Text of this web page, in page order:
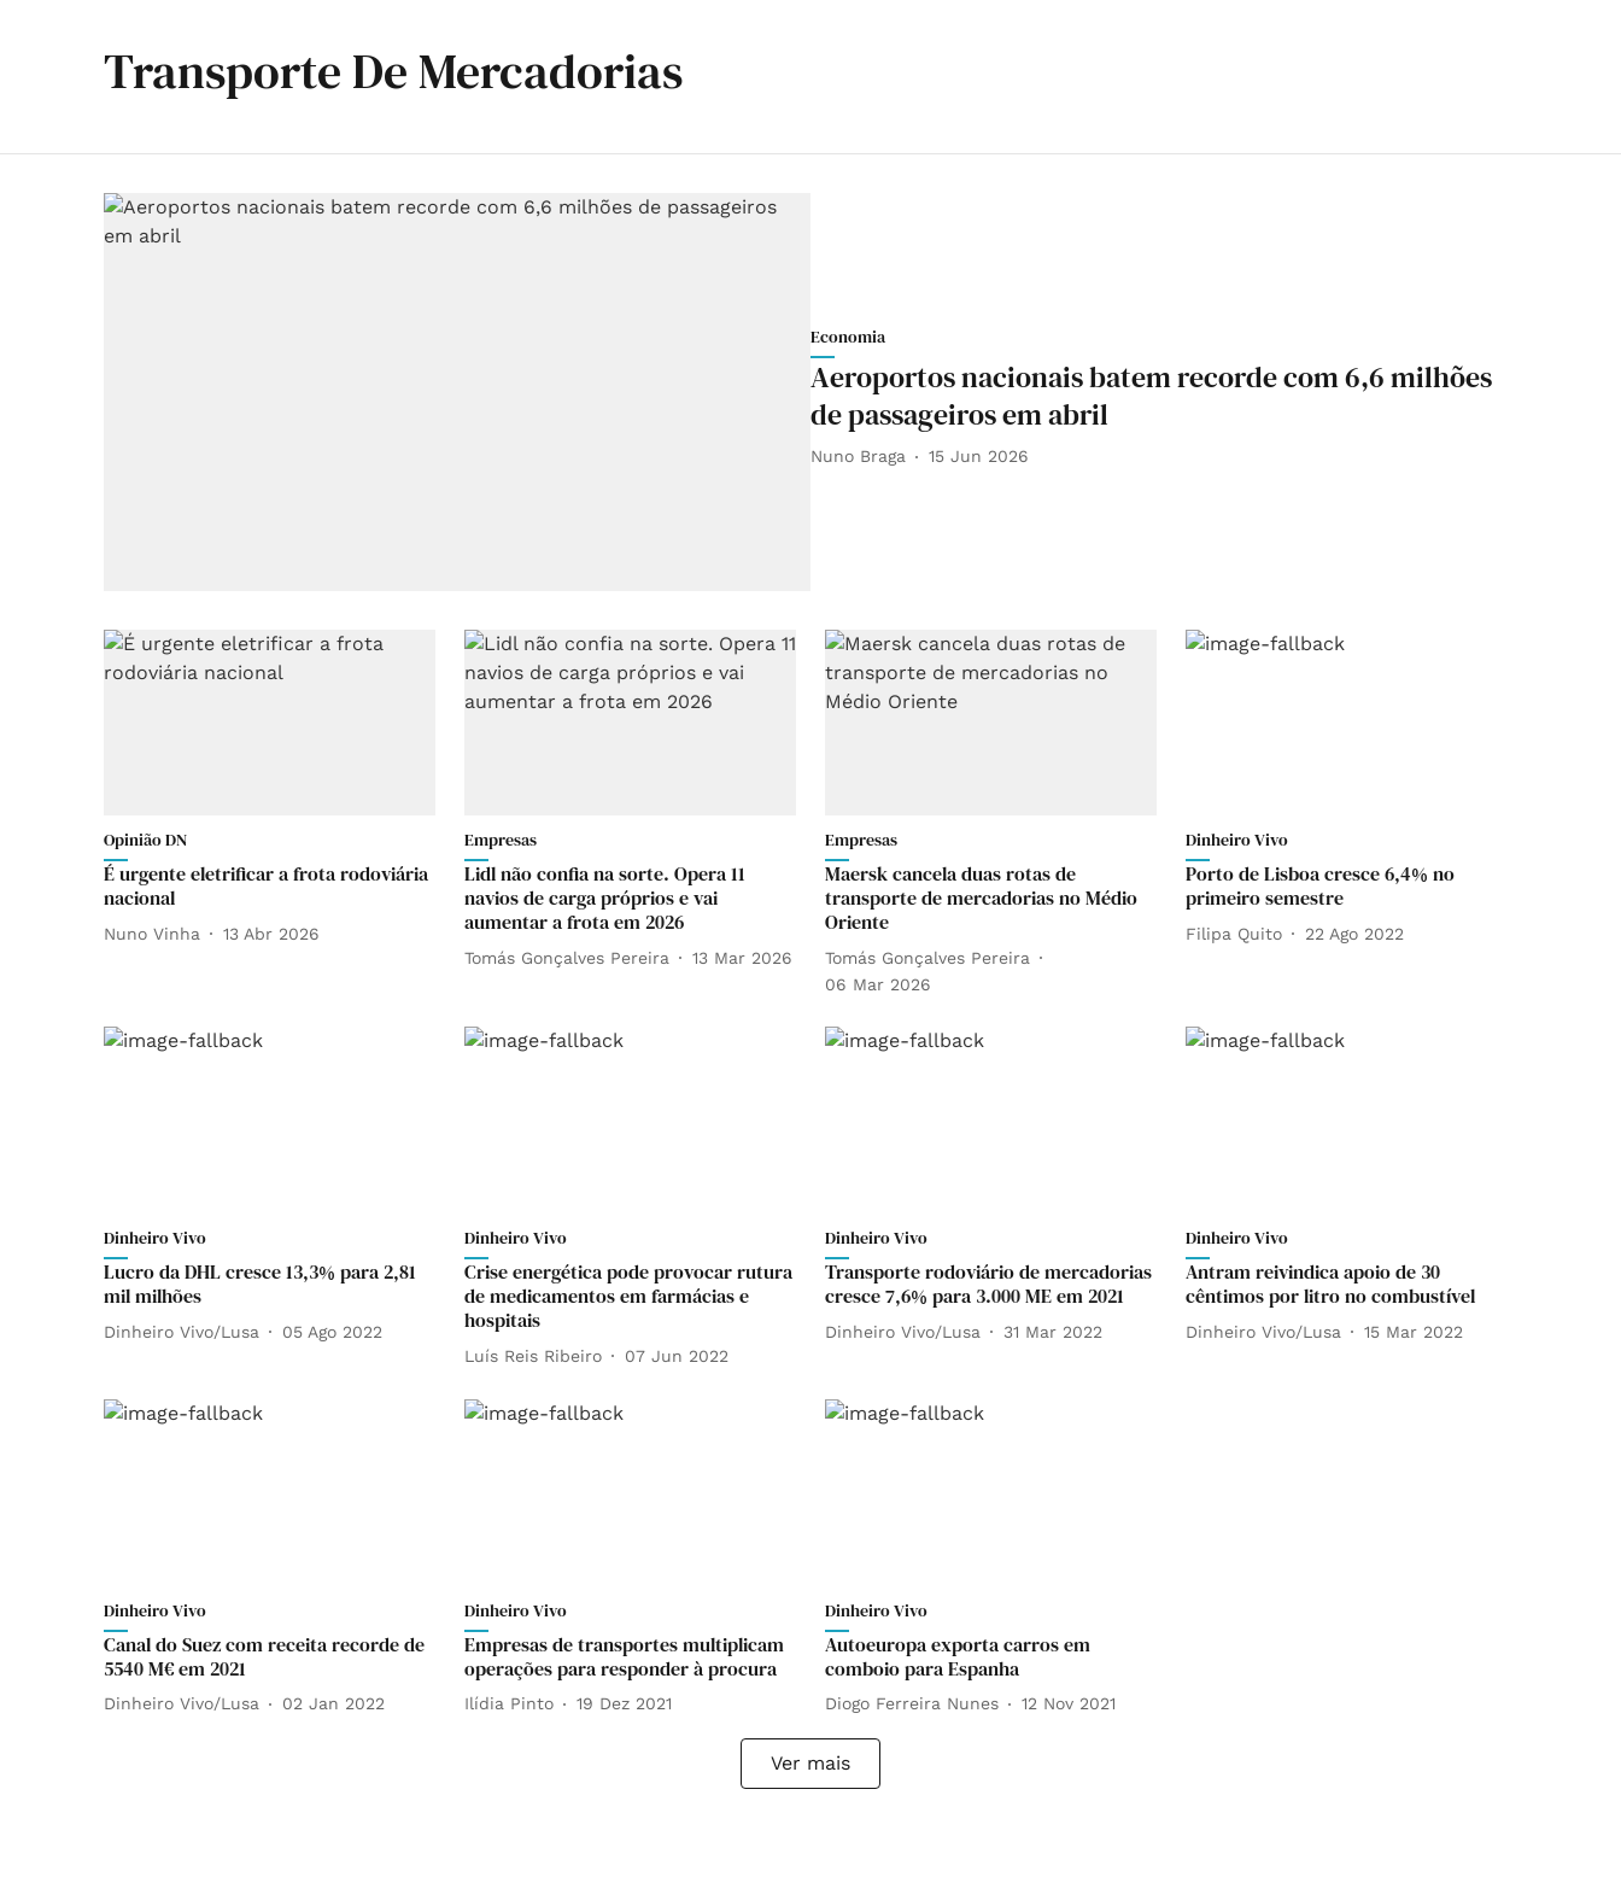
Transporte De Mercadorias
Economia
Aeroportos nacionais batem recorde com 6,6 milhões
de passageiros em abril
Nuno Braga 15 Jun 2026
Opinião DN
É urgente eletrificar a frota rodoviária
nacional
Nuno Vinha 13 Abr 2026
Empresas
Lidl não confia na sorte. Opera 11
navios de carga próprios e vai
aumentar a frota em 2026
Tomás Gonçalves Pereira 13 Mar 2026
Empresas
Maersk cancela duas rotas de
transporte de mercadorias no Médio
Oriente
Tomás Gonçalves Pereira
06 Mar 2026
Dinheiro Vivo
Porto de Lisboa cresce 6,4% no
primeiro semestre
Filipa Quito 22 Ago 2022
Dinheiro Vivo
Lucro da DHL cresce 13,3% para 2,81
mil milhões
Dinheiro Vivo/Lusa 05 Ago 2022
Dinheiro Vivo
Crise energética pode provocar rutura
de medicamentos em farmácias e
hospitais
Luís Reis Ribeiro 07 Jun 2022
Dinheiro Vivo
Transporte rodoviário de mercadorias
cresce 7,6% para 3.000 ME em 2021
Dinheiro Vivo/Lusa 31 Mar 2022
Dinheiro Vivo
Antram reivindica apoio de 30
cêntimos por litro no combustível
Dinheiro Vivo/Lusa 15 Mar 2022
Dinheiro Vivo
Canal do Suez com receita recorde de
5540 M€ em 2021
Dinheiro Vivo/Lusa 02 Jan 2022
Dinheiro Vivo
Empresas de transportes multiplicam
operações para responder à procura
Ilídia Pinto 19 Dez 2021
Dinheiro Vivo
Autoeuropa exporta carros em
comboio para Espanha
Diogo Ferreira Nunes 12 Nov 2021
Ver mais